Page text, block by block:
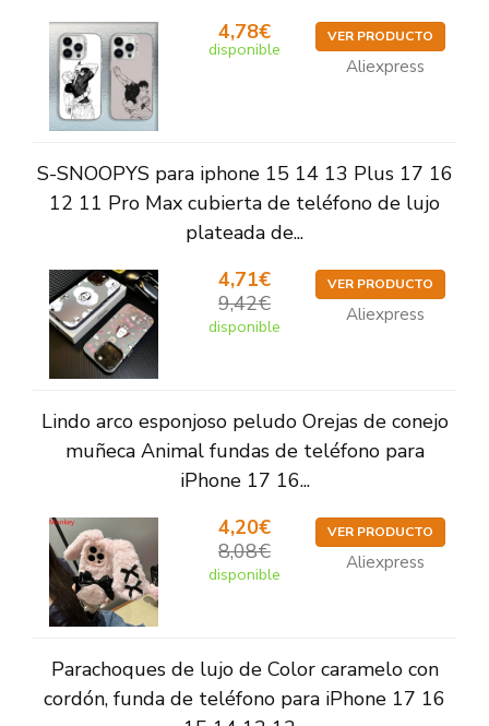
4,78€
disponible
VER PRODUCTO
Aliexpress
S-SNOOPYS para iphone 15 14 13 Plus 17 16
12 11 Pro Max cubierta de teléfono de lujo
plateada de...
4,71€
9,42€
disponible
VER PRODUCTO
Aliexpress
Lindo arco esponjoso peludo Orejas de conejo
muñeca Animal fundas de teléfono para
iPhone 17 16...
4,20€
8,08€
disponible
VER PRODUCTO
Aliexpress
Parachoques de lujo de Color caramelo con
cordón, funda de teléfono para iPhone 17 16